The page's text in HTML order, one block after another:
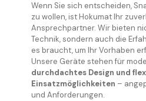
Wenn Sie sich entscheiden,
zu wollen, ist Hokumat Ihr
Ansprechpartner. Wir bieten
Technik, sondern auch die
es braucht, um Ihr Vorhaben
Unsere Geräte stehen für
durchdachtes Design und
Einsatzmöglichkeiten –
und Anforderungen.